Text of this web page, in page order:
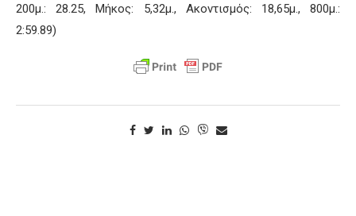
200μ.: 28.25, Μήκος: 5,32μ., Ακοντισμός: 18,65μ., 800μ.:
2:59.89)